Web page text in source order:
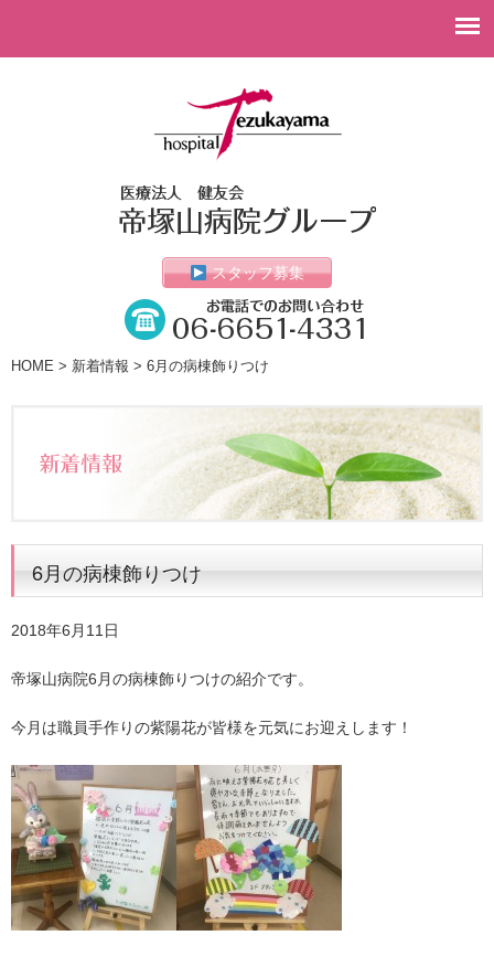
スタッフ募集
HOME > 新着情報 > 6月の病棟飾りつけ
6月の病棟飾りつけ
2018年6月11日
帝塚山病院6月の病棟飾りつけの紹介です。
今月は職員手作りの紫陽花が皆様を元気にお迎えします！